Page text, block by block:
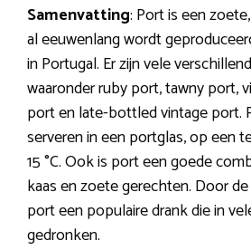
Samenvatting: Port is een
al eeuwenlang wordt
in Portugal. Er zijn vele
waaronder ruby port, tawny port,
port en late-bottled vintage port.
serveren in een portglas, op een
15 °C. Ook is port een goede
kaas en zoete gerechten. Door
port een populaire drank die in
gedronken.